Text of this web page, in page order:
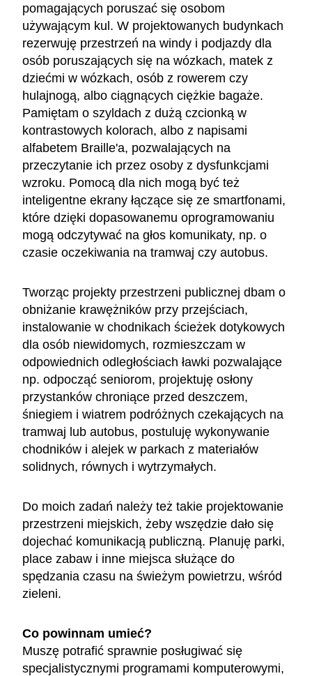
pomagających poruszać się osobom
używającym kul. W projektowanych budynkach
rezerwuję przestrzeń na windy i podjazdy dla
osób poruszających się na wózkach, matek z
dziećmi w wózkach, osób z rowerem czy
hulajnogą, albo ciągnących ciężkie bagaże.
Pamiętam o szyldach z dużą czcionką w
kontrastowych kolorach, albo z napisami
alfabetem Braille'a, pozwalających na
przeczytanie ich przez osoby z dysfunkcjami
wzroku. Pomocą dla nich mogą być też
inteligentne ekrany łączące się ze smartfonami,
które dzięki dopasowanemu oprogramowaniu
mogą odczytywać na głos komunikaty, np. o
czasie oczekiwania na tramwaj czy autobus.
Tworząc projekty przestrzeni publicznej dbam o
obniżanie krawężników przy przejściach,
instalowanie w chodnikach ścieżek dotykowych
dla osób niewidomych, rozmieszczam w
odpowiednich odległościach ławki pozwalające
np. odpocząć seniorom, projektuję osłony
przystanków chroniące przed deszczem,
śniegiem i wiatrem podróżnych czekających na
tramwaj lub autobus, postuluję wykonywanie
chodników i alejek w parkach z materiałów
solidnych, równych i wytrzymałych.
Do moich zadań należy też takie projektowanie
przestrzeni miejskich, żeby wszędzie dało się
dojechać komunikacją publiczną. Planuję parki,
place zabaw i inne miejsca służące do
spędzania czasu na świeżym powietrzu, wśród
zieleni.
Co powinnam umieć?
Muszę potrafić sprawnie posługiwać się
specjalistycznymi programami komputerowymi,